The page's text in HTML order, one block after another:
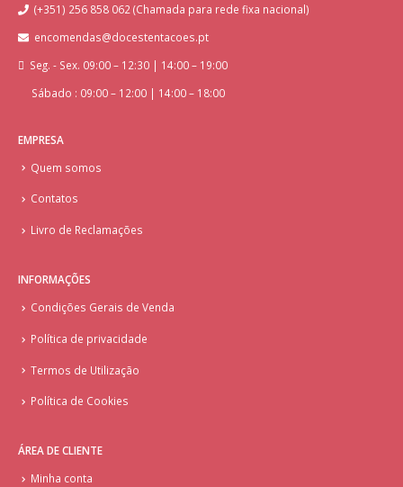
(+351) 256 858 062 (Chamada para rede fixa nacional)
encomendas@docestentacoes.pt
Seg. - Sex. 09:00 – 12:30 | 14:00 – 19:00
Sábado : 09:00 – 12:00 | 14:00 – 18:00
EMPRESA
Quem somos
Contatos
Livro de Reclamações
INFORMAÇÕES
Condições Gerais de Venda
Política de privacidade
Termos de Utilização
Política de Cookies
ÁREA DE CLIENTE
Minha conta